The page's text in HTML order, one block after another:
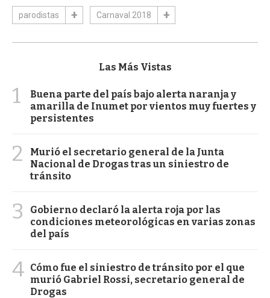
parodistas Carnaval 2018
Las Más Vistas
1
Buena parte del país bajo alerta naranja y
amarilla de Inumet por vientos muy fuertes y
persistentes
2
Murió el secretario general de la Junta
Nacional de Drogas tras un siniestro de
tránsito
3
Gobierno declaró la alerta roja por las
condiciones meteorológicas en varias zonas
del país
4 Cómo fue el siniestro de tránsito por el que
murió Gabriel Rossi, secretario general de
Drogas